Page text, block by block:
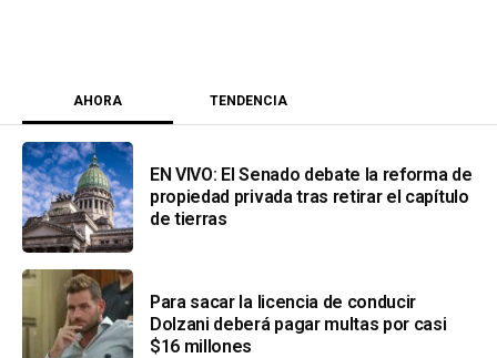
AHORA TENDENCIA
EN VIVO: El Senado debate la reforma de
propiedad privada tras retirar el capítulo
de tierras
Para sacar la licencia de conducir
Dolzani deberá pagar multas por casi
$16 millones